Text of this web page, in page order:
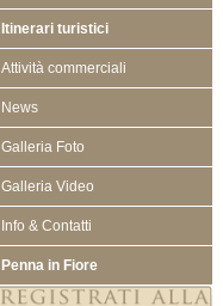
Itinerari turistici
Attività commerciali
News
Galleria Foto
Galleria Video
Info & Contatti
Penna in Fiore